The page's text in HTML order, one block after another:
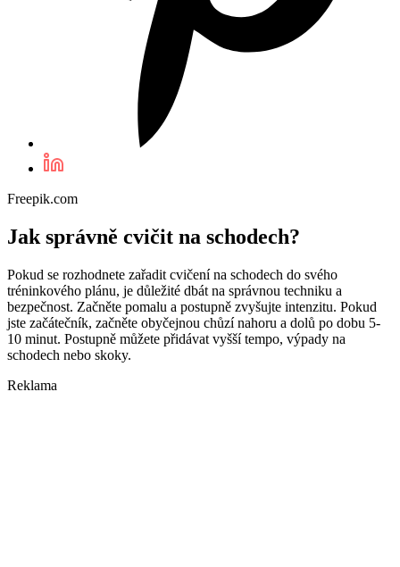
Freepik.com
Jak správně cvičit na schodech?
Pokud se rozhodnete zařadit cvičení na schodech do svého
tréninkového plánu, je důležité dbát na správnou techniku a
bezpečnost. Začněte pomalu a postupně zvyšujte intenzitu. Pokud
jste začátečník, začněte obyčejnou chůzí nahoru a dolů po dobu 5-
10 minut. Postupně můžete přidávat vyšší tempo, výpady na
schodech nebo skoky.
Reklama